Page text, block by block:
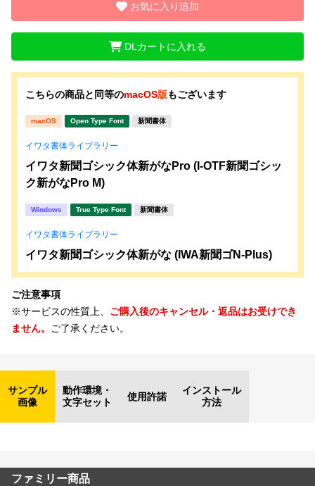
お気に入り追加
DLカートに入れる
こちらの商品と同等のmacOS版もございます
macOS Open Type Font 新聞書体
イワタ書体ライブラリー
イワタ新聞ゴシック体新がなPro (I-OTF新聞ゴシッ
ク新がなPro M)
Windows True Type Font 新聞書体
イワタ書体ライブラリー
イワタ新聞ゴシック体新がな (IWA新聞ゴN-Plus)
ご注意事項
※サービスの性質上、 ご購入後のキャンセル・返品はお受けでき
ません。 ご了承ください。
サンプル
画像
動作環境・
文字セット
使用許諾
インストール
方法
ファミリー商品